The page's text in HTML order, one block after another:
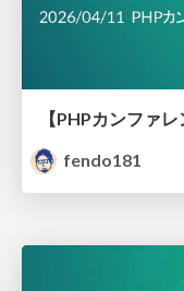
fendo181